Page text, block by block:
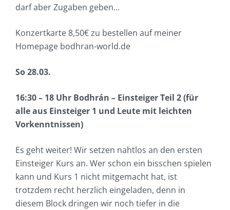
darf aber Zugaben geben…
Konzertkarte 8,50€ zu bestellen auf meiner
Homepage bodhran-world.de
So 28.03.
16:30 – 18 Uhr Bodhrán – Einsteiger Teil 2 (für
alle aus Einsteiger 1 und Leute mit leichten
Vorkenntnissen)
Es geht weiter! Wir setzen nahtlos an den ersten
Einsteiger Kurs an. Wer schon ein bisschen spielen
kann und Kurs 1 nicht mitgemacht hat, ist
trotzdem recht herzlich eingeladen, denn in
diesem Block dringen wir noch tiefer in die